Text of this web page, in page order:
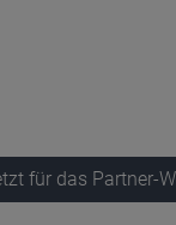
für das Partner-